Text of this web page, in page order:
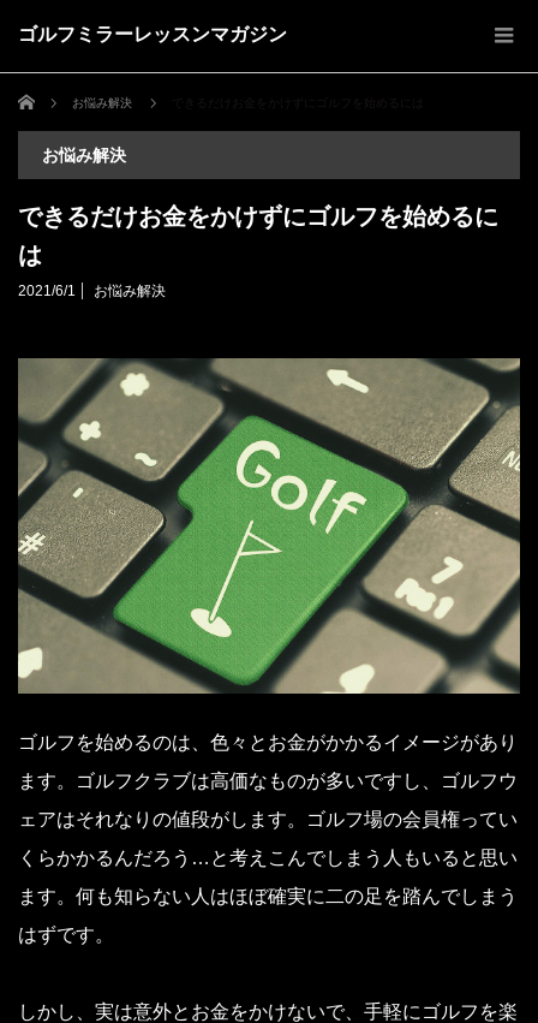
ゴルフミラーレッスンマガジン
ホーム お悩み解決
お悩み解決
できるだけお金をかけずにゴルフを始めるに
は
2021/6/1 お悩み解決
ゴルフを始めるのは、色々とお金がかかるイメージがあり
ます。ゴルフクラブは高価なものが多いですし、ゴルフウ
ェアはそれなりの値段がします。ゴルフ場の会員権ってい
くらかかるんだろう…と考えこんでしまう人もいると思い
ます。何も知らない人はほぼ確実に二の足を踏んでしまう
はずです。
しかし、実は意外とお金をかけないで、手軽にゴルフを楽